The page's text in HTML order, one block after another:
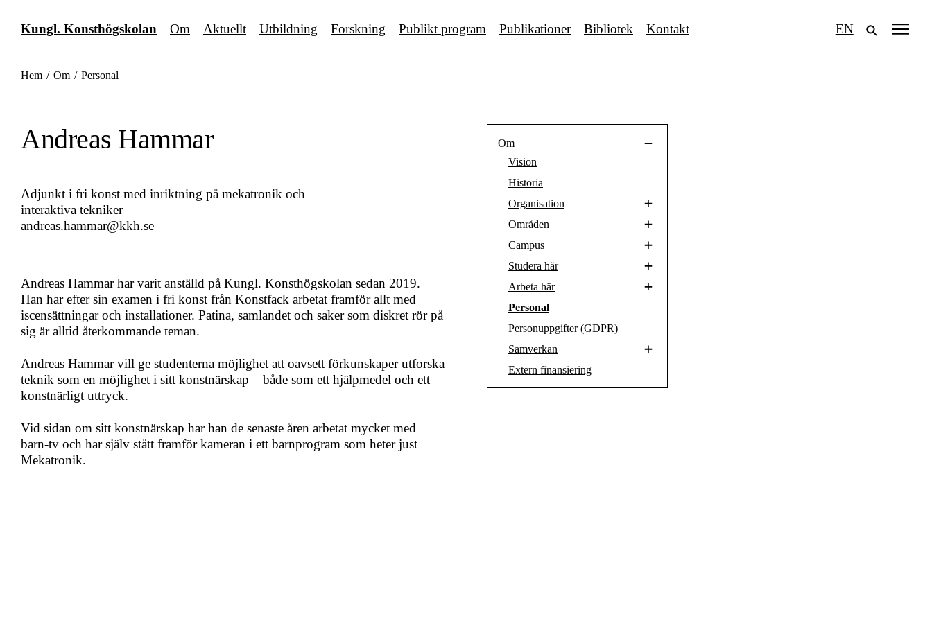
innehållet
Kungl. Konsthögskolan Om Aktuellt Utbildning Forskning Publikt program Publikationer Bibliotek Kontakt EN
Hem / Om / Personal
Andreas Hammar
Om
Vision
Historia
Organisation
Områden
Campus
Studera här
Arbeta här
Personal
Personuppgifter (GDPR)
Samverkan
Extern finansiering
Adjunkt i fri konst med inriktning på mekatronik och
interaktiva tekniker
andreas.hammar@kkh.se
Andreas Hammar har varit anställd på Kungl. Konsthögskolan sedan 2019.
Han har efter sin examen i fri konst från Konstfack arbetat framför allt med
iscensättningar och installationer. Patina, samlandet och saker som diskret rör på
sig är alltid återkommande teman.
Andreas Hammar vill ge studenterna möjlighet att oavsett förkunskaper utforska
teknik som en möjlighet i sitt konstnärskap – både som ett hjälpmedel och ett
konstnärligt uttryck.
Vid sidan om sitt konstnärskap har han de senaste åren arbetat mycket med
barn-tv och har själv stått framför kameran i ett barnprogram som heter just
Mekatronik.